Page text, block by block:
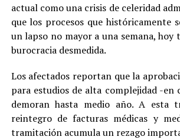
actual como una crisis de celeridad
que los procesos que históricamente
un lapso no mayor a una semana,
burocracia desmedida.
Los afectados reportan que la
para estudios de alta complejidad -en
demoran hasta medio año. A esta
reintegro de facturas médicas y
tramitación acumula un rezago